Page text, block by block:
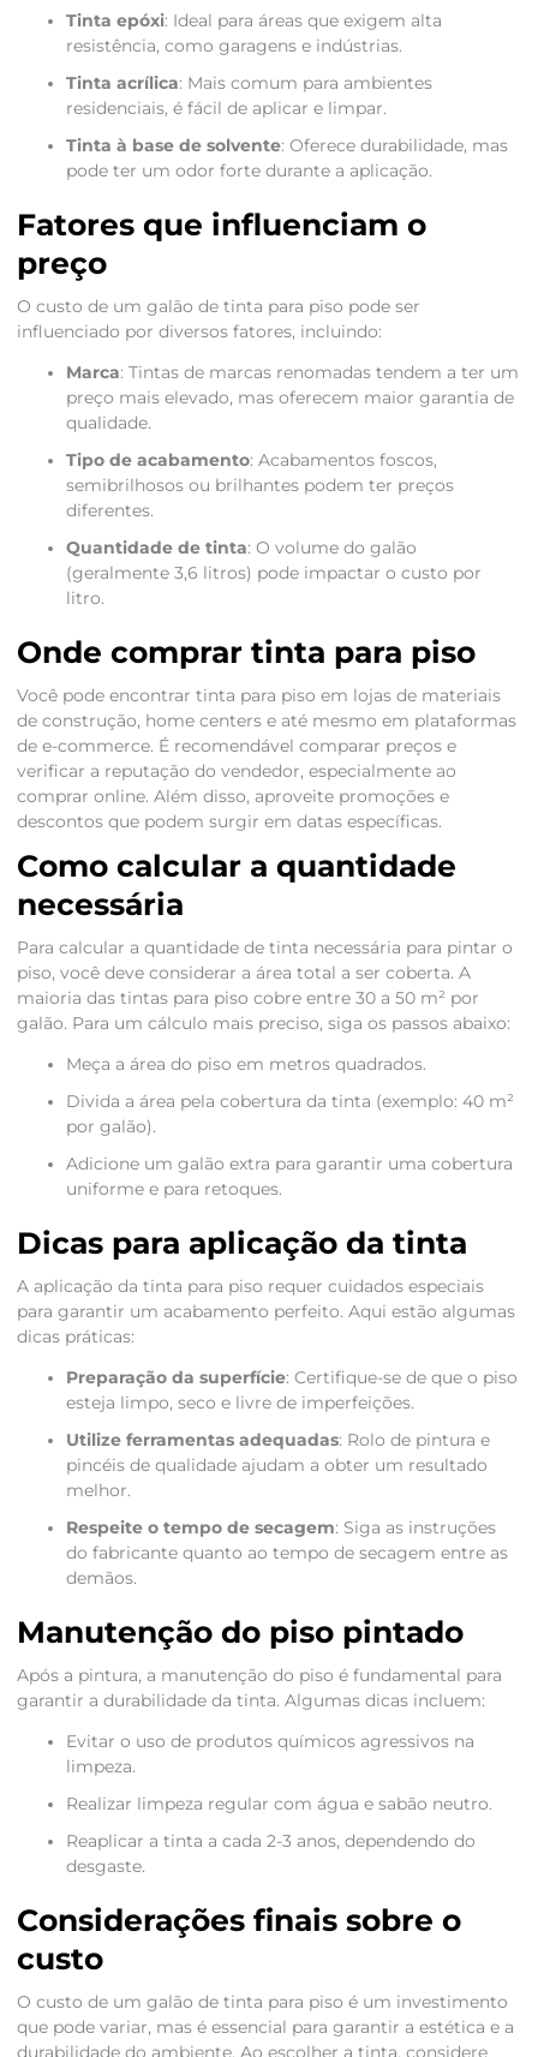
Tinta epóxi: Ideal para áreas que exigem alta
resistência, como garagens e indústrias.
Tinta acrílica: Mais comum para ambientes
residenciais, é fácil de aplicar e limpar.
Tinta à base de solvente: Oferece durabilidade, mas
pode ter um odor forte durante a aplicação.
Fatores que influenciam o
preço
O custo de um galão de tinta para piso pode ser
influenciado por diversos fatores, incluindo:
Marca: Tintas de marcas renomadas tendem a ter um
preço mais elevado, mas oferecem maior garantia de
qualidade.
Tipo de acabamento: Acabamentos foscos,
semibrilhosos ou brilhantes podem ter preços
diferentes.
Quantidade de tinta: O volume do galão
(geralmente 3,6 litros) pode impactar o custo por
litro.
Onde comprar tinta para piso
Você pode encontrar tinta para piso em lojas de materiais
de construção, home centers e até mesmo em plataformas
de e-commerce. É recomendável comparar preços e
verificar a reputação do vendedor, especialmente ao
comprar online. Além disso, aproveite promoções e
descontos que podem surgir em datas específicas.
Como calcular a quantidade
necessária
Para calcular a quantidade de tinta necessária para pintar o
piso, você deve considerar a área total a ser coberta. A
maioria das tintas para piso cobre entre 30 a 50 m² por
galão. Para um cálculo mais preciso, siga os passos abaixo:
Meça a área do piso em metros quadrados.
Divida a área pela cobertura da tinta (exemplo: 40 m²
por galão).
Adicione um galão extra para garantir uma cobertura
uniforme e para retoques.
Dicas para aplicação da tinta
A aplicação da tinta para piso requer cuidados especiais
para garantir um acabamento perfeito. Aqui estão algumas
dicas práticas:
Preparação da superfície: Certifique-se de que o piso
esteja limpo, seco e livre de imperfeições.
Utilize ferramentas adequadas: Rolo de pintura e
pincéis de qualidade ajudam a obter um resultado
melhor.
Respeite o tempo de secagem: Siga as instruções
do fabricante quanto ao tempo de secagem entre as
demãos.
Manutenção do piso pintado
Após a pintura, a manutenção do piso é fundamental para
garantir a durabilidade da tinta. Algumas dicas incluem:
Evitar o uso de produtos químicos agressivos na
limpeza.
Realizar limpeza regular com água e sabão neutro.
Reaplicar a tinta a cada 2-3 anos, dependendo do
desgaste.
Considerações finais sobre o
custo
O custo de um galão de tinta para piso é um investimento
que pode variar, mas é essencial para garantir a estética e a
durabilidade do ambiente. Ao escolher a tinta, considere